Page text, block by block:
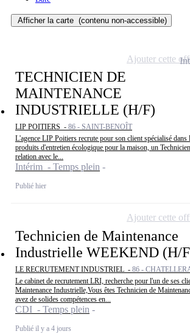
Afficher la carte (contenu non-accessible)
TECHNICIEN DE
MAINTENANCE
INDUSTRIELLE (H/F)
LIP POITIERS - 86 - SAINT-BENOÎT
L'agence LIP Poitiers recrute pour son client spécialisé dans
produits d'entretien écologique pour la maison, un
relation avec le...
Intérim - Temps plein
Publié hier
Ajouter cette
Technicien de Maintenance
Industrielle WEEKEND (H/
LE RECRUTEMENT INDUSTRIEL - 86 -
Le cabinet de recrutement LRI, recherche pour l'un de ses
Maintenance Industrielle,Vous êtes Technicien de
avez de solides compétences en...
CDI - Temps plein
Publié il y a 4 jours
Ajouter cette